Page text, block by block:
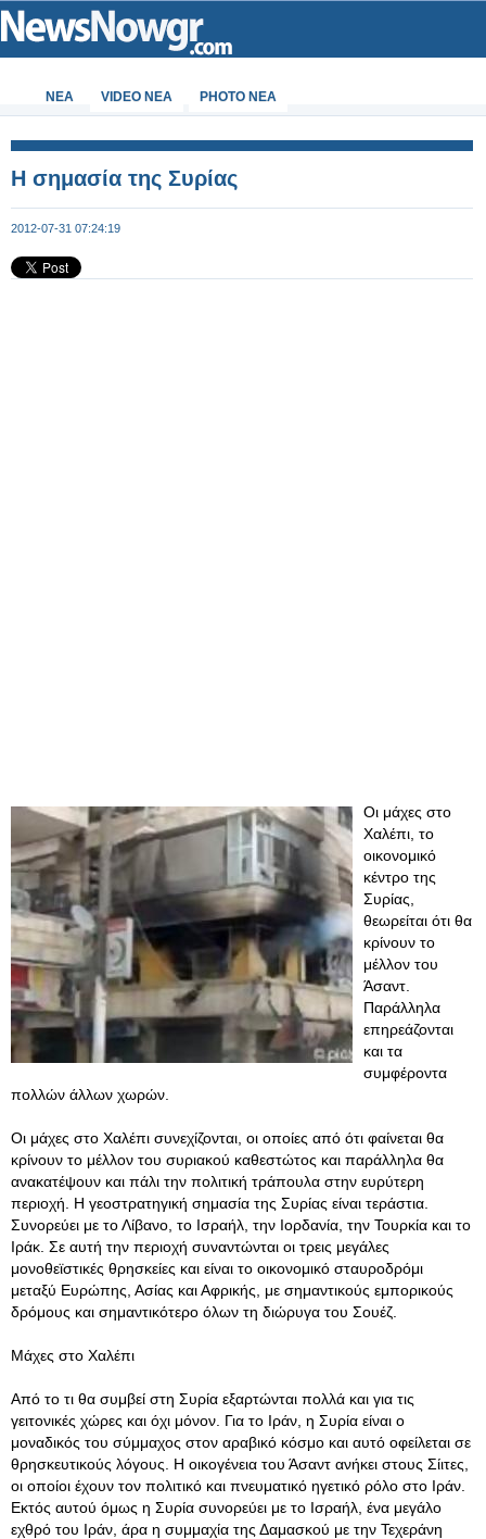
ΝΕΑ VIDEO NEA PHOTO NEA
Η σημασία της Συρίας
2012-07-31 07:24:19
Οι μάχες στο
Χαλέπι, το
οικονομικό
κέντρο της
Συρίας,
θεωρείται ότι θα
κρίνουν το
μέλλον του
Άσαντ.
Παράλληλα
επηρεάζονται
και τα
συμφέροντα
πολλών άλλων χωρών.
Οι μάχες στο Χαλέπι συνεχίζονται, οι οποίες από ότι φαίνεται θα
κρίνουν το μέλλον του συριακού καθεστώτος και παράλληλα θα
ανακατέψουν και πάλι την πολιτική τράπουλα στην ευρύτερη
περιοχή. Η γεοστρατηγική σημασία της Συρίας είναι τεράστια.
Συνορεύει με το Λίβανο, το Ισραήλ, την Ιορδανία, την Τουρκία και το
Ιράκ. Σε αυτή την περιοχή συναντώνται οι τρεις μεγάλες
μονοθεϊστικές θρησκείες και είναι το οικονομικό σταυροδρόμι
μεταξύ Ευρώπης, Ασίας και Αφρικής, με σημαντικούς εμπορικούς
δρόμους και σημαντικότερο όλων τη διώρυγα του Σουέζ.
Μάχες στο Χαλέπι
Από το τι θα συμβεί στη Συρία εξαρτώνται πολλά και για τις
γειτονικές χώρες και όχι μόνον. Για το Ιράν, η Συρία είναι ο
μοναδικός του σύμμαχος στον αραβικό κόσμο και αυτό οφείλεται σε
θρησκευτικούς λόγους. Η οικογένεια του Άσαντ ανήκει στους Σίιτες,
οι οποίοι έχουν τον πολιτικό και πνευματικό ηγετικό ρόλο στο Ιράν.
Εκτός αυτού όμως η Συρία συνορεύει με το Ισραήλ, ένα μεγάλο
εχθρό του Ιράν, άρα η συμμαχία της Δαμασκού με την Τεχεράνη